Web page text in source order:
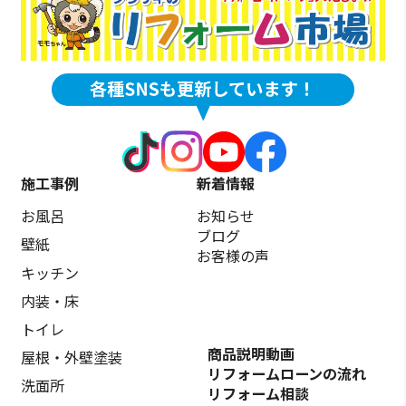
施工事例
お風呂
壁紙
キッチン
内装・床
トイレ
屋根・外壁塗装
洗面所
新着情報
お知らせ
ブログ
お客様の声
商品説明動画
リフォームローンの流れ
リフォーム相談